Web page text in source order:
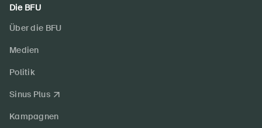
Die BFU
Über die BFU
Medien
Politik
Sinus Plus
Kampagnen